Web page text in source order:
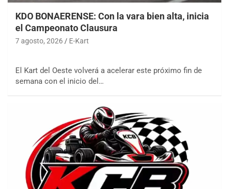
KDO BONAERENSE: Con la vara bien alta, inicia
el Campeonato Clausura
7 agosto, 2026 E-Kart
El Kart del Oeste volverá a acelerar este próximo fin de
semana con el inicio del…